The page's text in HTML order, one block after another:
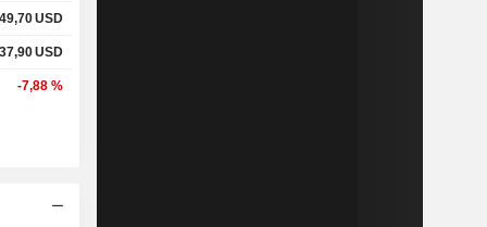
USD
USD
-7,88 %